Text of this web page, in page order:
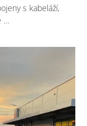
s kabeláží,
…